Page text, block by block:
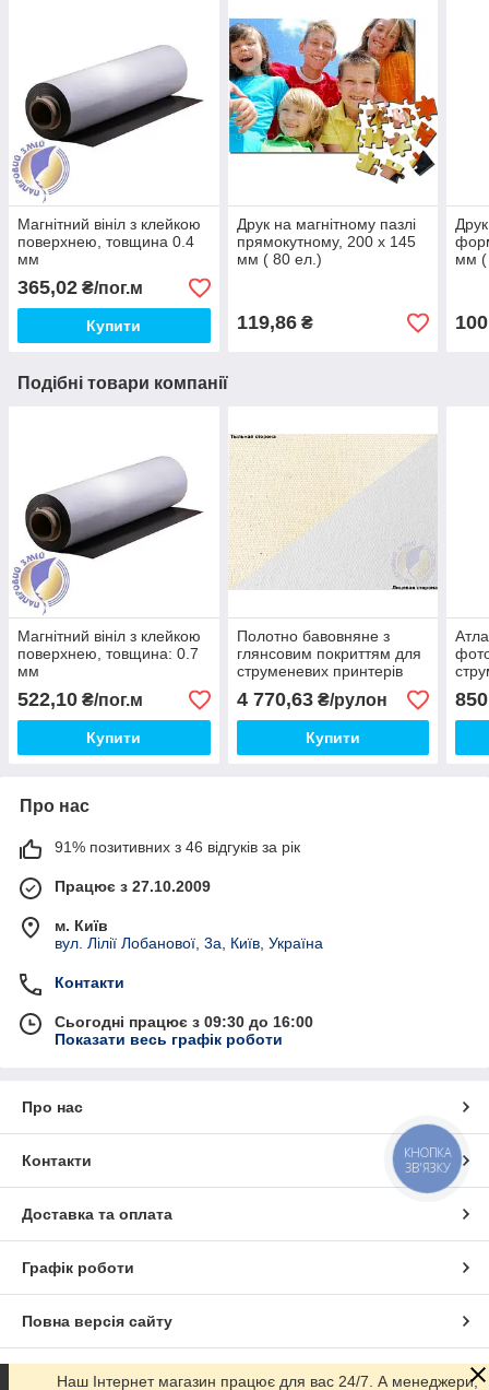
Магнітний вініл з клейкою
поверхнею, товщина 0.4
мм
365,02 ₴/пог.м
Купити
Друк на магнітному пазлі
прямокутному, 200 х 145
мм ( 80 ел.)
119,86₴
мм (
100
Подібні товари компанії
Магнітний вініл з клейкою
поверхнею, товщина: 0.7
мм
522,10 ₴/пог.м
Купити
Полотно бавовняне з
глянсовим покриттям для
струменевих принтерів
метрів
4 770,63₴/рулон
Купити
м2,
Про нас
91% позитивних з 46 відгуків за рік
Працює з 27.10.2009
м. Київ
вул. Лілії Лобанової, 3а, Київ, Україна
Контакти
Сьогодні працює з 09:30 до 16:00
Показати весь графік роботи
Про нас
Контакти
Доставка та оплата
Графік роботи
Повна версія сайту
Сайт створено на маркетплейсі
Наш Інтернет магазин працює для вас 24/7. А менеджери,
КНОПКА
ЗВ'ЯЗКУ